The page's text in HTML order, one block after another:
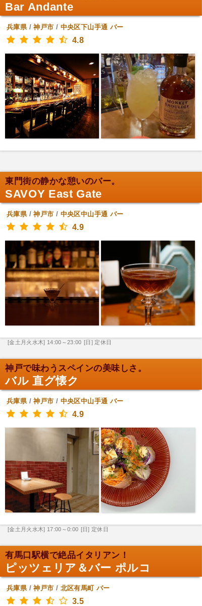
Bar Andante
兵庫県/神戸市 / 中央区下山手通 バー
4.8
東門街の静かな憩いのバー。
SAVOY East Gate
兵庫県/神戸市 / 中央区中山手通 バー
4.9
[金土月火水木] 14:00～23:00 [日] 定休日
神戸で味わうスペインの美味しさ。
バル 直グ懐ク
兵庫県/神戸市 / 中央区中山手通 バー
4.9
[金土月火水木] 17:00～0:00 [日] 定休日
有馬口駅横で絶品イタリアン！
ピッツェリア＆バー ポルコ
兵庫県/神戸市 / 北区有馬町 バー
3.5